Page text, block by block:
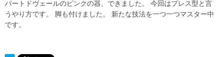
パートドヴェールのピンクの器、できました。 今回はプレス型と言
うやり方です。 脚も付けました。 新たな技法を一つ一つマスター中
です。